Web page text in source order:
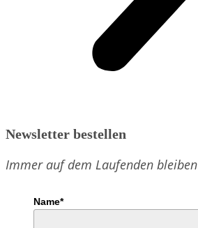
Newsletter bestellen
Immer auf dem Laufenden bleiben
Name*